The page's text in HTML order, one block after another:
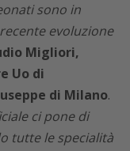
sono in
evoluzione
Migliori,
Uo di
di Milano.
ci pone di
tutte le specialità